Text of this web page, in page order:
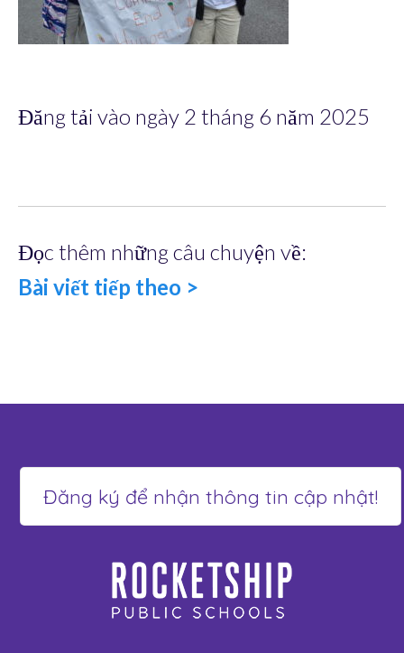
Đăng tải vào ngày 2 tháng 6 năm 2025
Đọc thêm những câu chuyện về:
Bài viết tiếp theo >